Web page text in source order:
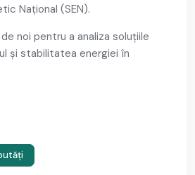
Național (SEN).
noi pentru a analiza soluțiile
și stabilitatea energiei în